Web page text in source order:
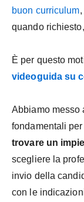
buon curriculum
quando
È per questo
videoguida su
Abbiamo messo
fondamentali per
trovare un
scegliere la
invio della
con le